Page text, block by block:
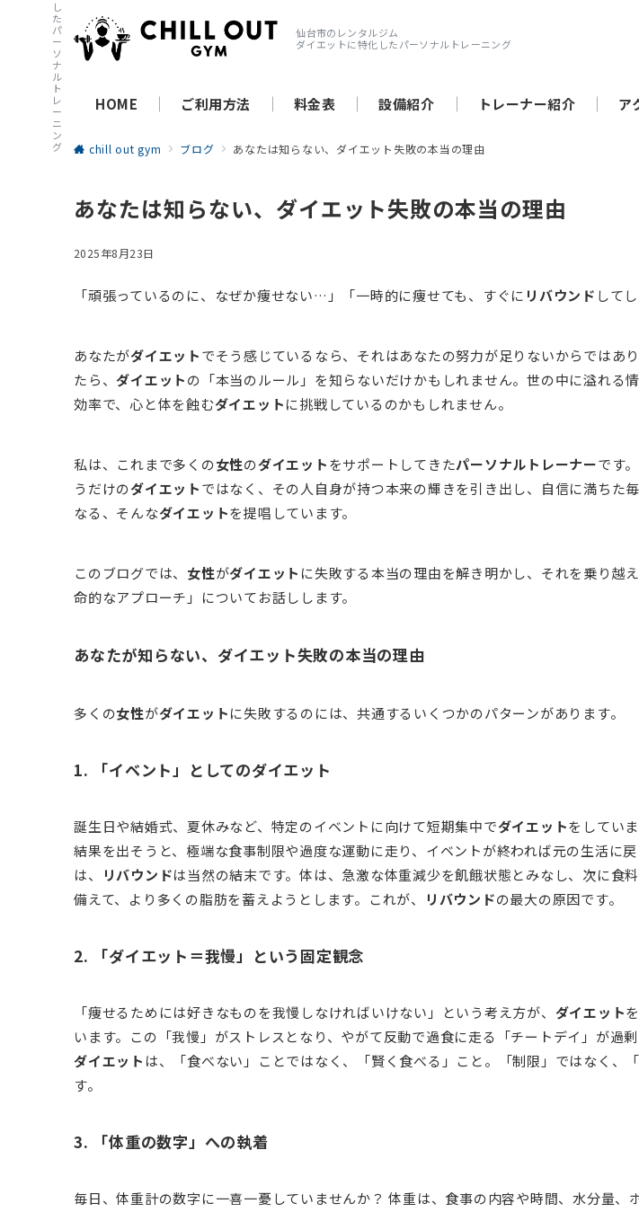
仙台市のレンタルジム
ダイエットに特化したパーソナルトレーニング
HOME ご利用方法 料金表 設備紹介 トレーナー紹介 ア
し
た
パ
ー
ソ
ナ
ル
ト
レ
ー
ニ
ン
グ
chill out gym ブログ あなたは知らない、ダイエット失敗の本当の理由
あなたは知らない、ダイエット失敗の本当の理由
2025年8月23日
「頑張っているのに、なぜか痩せない…」「一時的に痩せても、すぐに リバウンド して
あなたがダイエットでそう感じているなら、それはあなたの努力が足りないからではあ
たら、ダイエットの「本当のルール」を知らないだけかもしれません。世の中に溢れる
効率で、心と体を蝕むダイエットに挑戦しているのかもしれません。
私は、これまで多くの女性のダイエットをサポートしてきたパーソナルトレーナーです
うだけのダイエットではなく、その人自身が持つ本来の輝きを引き出し、自信に満ちた
なる、そんなダイエットを提唱しています。
このブログでは、 女性がダイエット に失敗する本当の理由を解き明かし、それを乗り越
命的なアプローチ」についてお話しします。
あなたが知らない、ダイエット失敗の本当の理由
多くの女性がダイエットに失敗するのには、共通するいくつかのパターンがあります。
1. 「イベント」としてのダイエット
誕生日や結婚式、夏休みなど、特定のイベントに向けて短期集中でダイエットをしてい
結果を出そうと、極端な食事制限や過度な運動に走り、イベントが終われば元の生活に
は、
リバウンドは当然の結末です。体は、急激な体重減少を飢餓状態とみなし、次に食
備えて、より多くの脂肪を蓄えようとします。これが、
リバウンドの最大の原因です。
2. 「ダイエット ＝我慢」という固定観念
「痩せるためには好きなものを我慢しなければいけない」という考え方が、 ダイエット
います。この「我慢」がストレスとなり、やがて反動で過食に走る「チートデイ」が過剰
ダイエット は、「食べない」ことではなく、「賢く食べる」こと。「制限」ではなく、
す。
3. 「体重の数字」への執着
毎日、体重計の数字に一喜一憂していませんか？ 体重は、食事の内容や時間、水分量、